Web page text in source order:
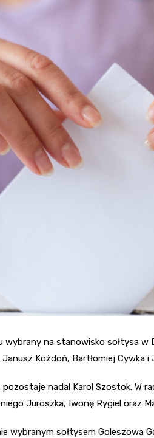
na stanowisko sołtysa w
Kożdoń, Bartłomiej Cywka i
nadal Karol Szostok. W
Juroszka, Iwonę Rygiel oraz
wybranym sołtysem Goleszowa